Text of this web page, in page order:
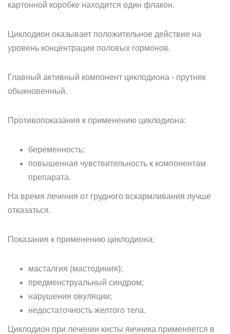
картонной коробке находится один флакон.
Циклодион оказывает положительное действие на
уровень концентрации половых гормонов.
Главный активный компонент циклодиона - прутняк
обыкновенный.
Противопоказания к применению циклодиона:
беременность;
повышенная чувствительность к компонентам
препарата.
На время лечения от грудного вскармливания лучше
отказаться.
Показания к применению циклодиона:
масталгия (мастодиния);
предменструальный синдром;
нарушения овуляции;
недостаточность желтого тела.
Циклодион при лечении кисты яичника применяется в